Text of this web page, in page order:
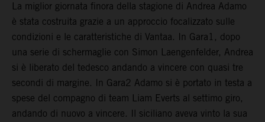
La miglior giornata finora della stagione di Andrea Adamo
è stata costruita grazie a un approccio focalizzato sulle
condizioni e le caratteristiche di Vantaa. In Gara1, dopo
una serie di schermaglie con Simon Laengenfelder, Andrea
si è liberato del tedesco andando a vincere con quasi tre
secondi di margine. In Gara2 Adamo si è portato in testa a
spese del compagno di team Liam Everts al settimo giro,
andando di nuovo a vincere. Il siciliano aveva vinto la sua